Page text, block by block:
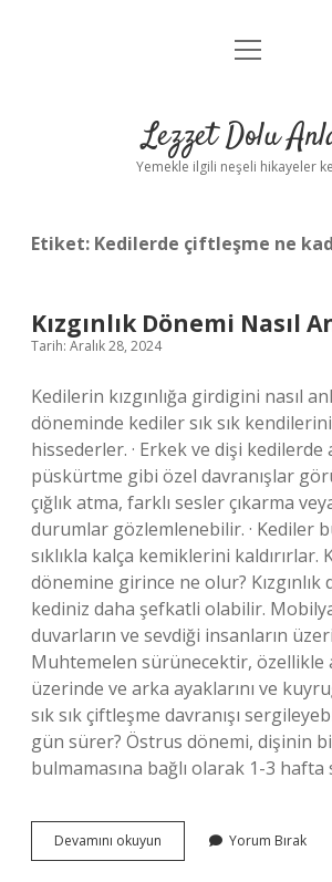
Anasayfa
Yasal Uyarı
menüyü
Lezzet Dolu
Yemekle ilgili neşeli hikayeler
Etiket: Kedilerde çiftleşme ne
Kızgınlık Dönemi Nasıl
Tarih: Aralık 28, 2024
Kedilerin kızgınlığa girdigini nasıl
döneminde kediler sık ​​sık
hissederler. · Erkek ve dişi kedilerde
püskürtme gibi özel davranışlar
çığlık atma, farklı sesler çıkarma
durumlar gözlemlenebilir. · Kediler
sıklıkla kalça kemiklerini kaldırırlar.
dönemine girince ne olur? Kızgınlık
kediniz daha şefkatli olabilir.
duvarların ve sevdiği insanların
Muhtemelen sürünecektir, özellikle
üzerinde ve arka ayaklarını ve
sık sık çiftleşme davranışı
gün sürer? Östrus dönemi, dişinin
bulmamasına bağlı olarak 1-3
Devamını okuyun Kızgınlık
Dönemi
Yorum Bırak